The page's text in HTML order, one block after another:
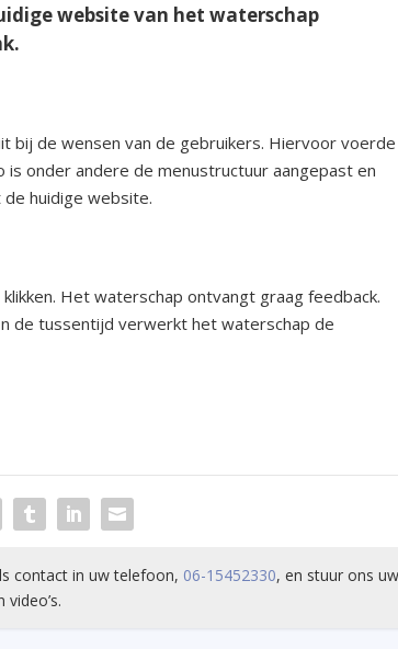
website van het waterschap
bij de wensen van de gebruikers. Hiervoor voerde
onder andere de menustructuur aangepast en
de huidige website.
Het waterschap ontvangt graag feedback.
de tussentijd verwerkt het waterschap de
contact in uw telefoon, 06-15452330, en stuur ons
video’s.